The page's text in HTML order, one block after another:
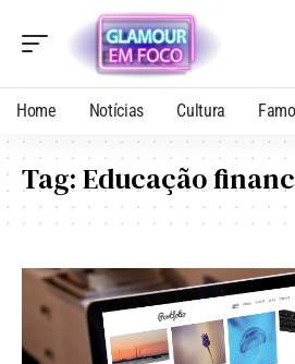
Home Notícias Cultura
Tag:Educação